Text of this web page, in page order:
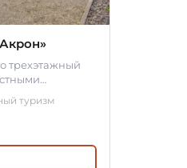
трехэтажный
туризм